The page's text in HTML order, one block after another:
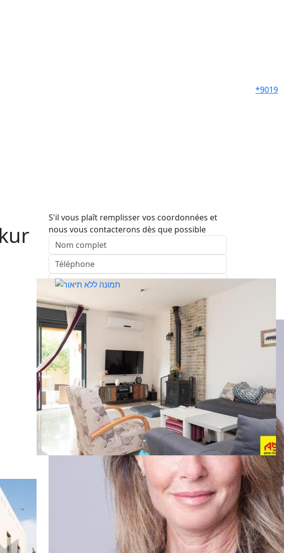
*9019
S'il vous plaît remplisser vos coordonnées et
nous vous contacterons dès que possible
Envoyer